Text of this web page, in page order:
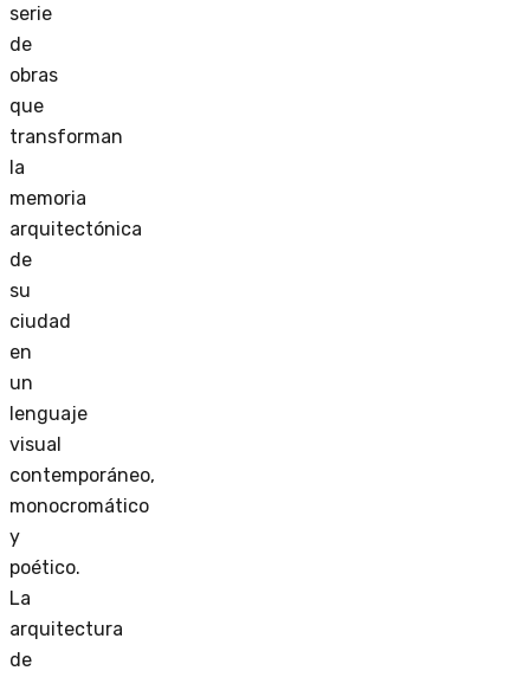
serie
de
obras
que
transforman
la
memoria
arquitectónica
de
su
ciudad
en
un
lenguaje
visual
contemporáneo,
monocromático
y
poético.
La
arquitectura
de